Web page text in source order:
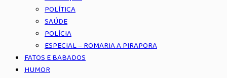
POLÍTICA
SAÚDE
POLÍCIA
ESPECIAL – ROMARIA A PIRAPORA
FATOS E BABADOS
HUMOR